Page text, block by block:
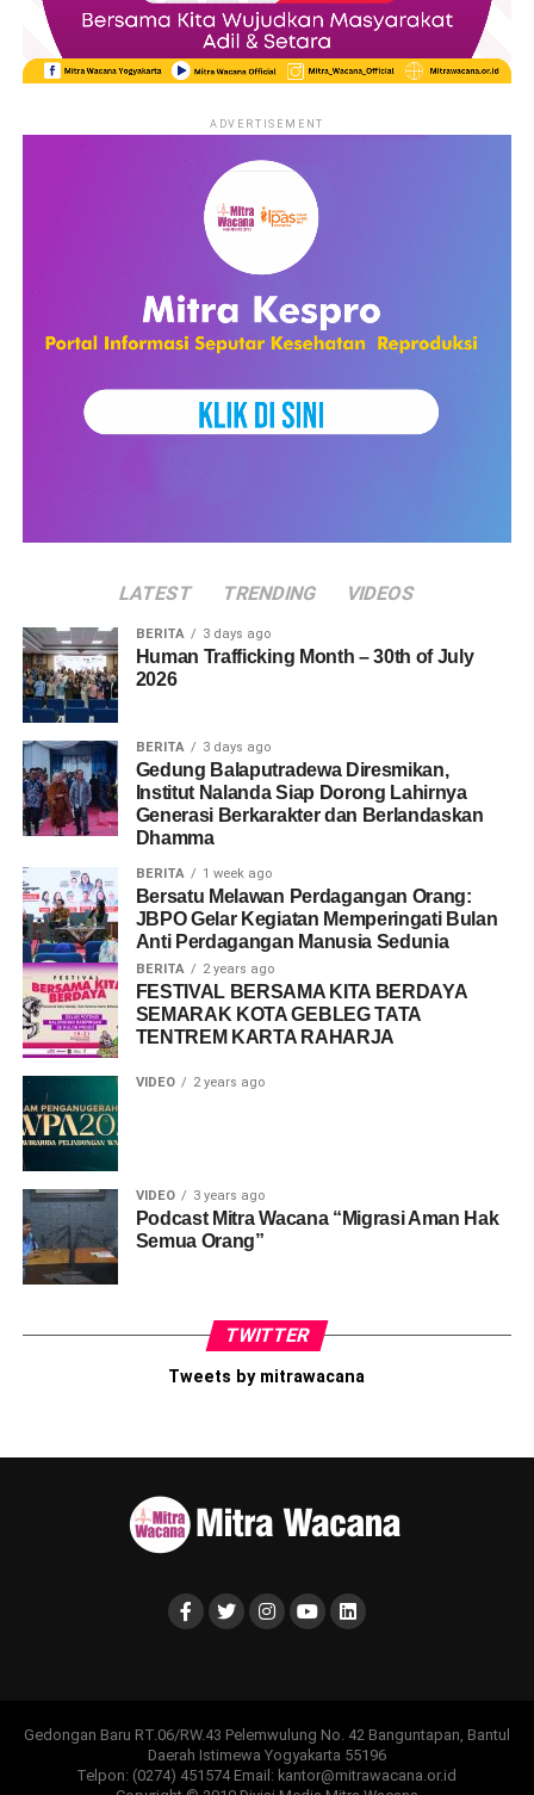
ADVERTISEMENT
LATEST TRENDING VIDEOS
BERITA 3 days ago
Human Trafficking Month – 30th of July
2026
BERITA 3 days ago
Gedung Balaputradewa Diresmikan,
Institut Nalanda Siap Dorong Lahirnya
Generasi Berkarakter dan Berlandaskan
Dhamma
BERITA 1 week ago
Bersatu Melawan Perdagangan Orang:
JBPO Gelar Kegiatan Memperingati Bulan
Anti Perdagangan Manusia Sedunia
BERITA 2 years ago
FESTIVAL BERSAMA KITA BERDAYA
SEMARAK KOTA GEBLEG TATA
TENTREM KARTA RAHARJA
VIDEO 2 years ago
VIDEO 3 years ago
Podcast Mitra Wacana “Migrasi Aman Hak
Semua Orang”
TWITTER
Tweets by mitrawacana
Gedongan Baru RT.06/RW.43 Pelemwulung No. 42 Banguntapan, Bantul
Daerah Istimewa Yogyakarta 55196
Telpon: (0274) 451574 Email: kantor@mitrawacana.or.id